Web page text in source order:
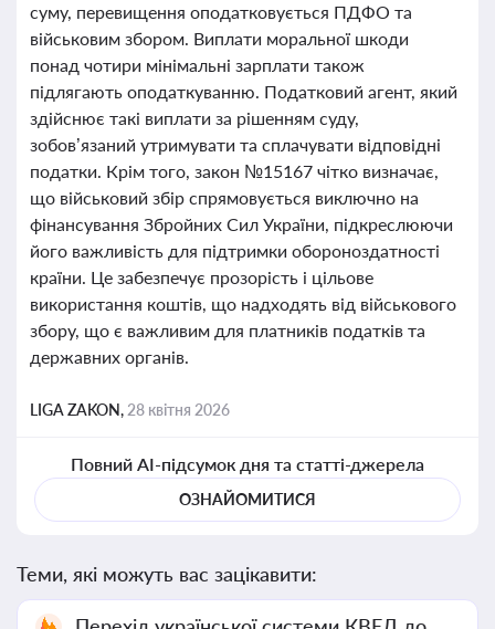
суму, перевищення оподатковується ПДФО та
військовим збором. Виплати моральної шкоди
понад чотири мінімальні зарплати також
підлягають оподаткуванню. Податковий агент, який
здійснює такі виплати за рішенням суду,
зобов’язаний утримувати та сплачувати відповідні
податки. Крім того, закон №15167 чітко визначає,
що військовий збір спрямовується виключно на
фінансування Збройних Сил України, підкреслюючи
його важливість для підтримки обороноздатності
країни. Це забезпечує прозорість і цільове
використання коштів, що надходять від військового
збору, що є важливим для платників податків та
державних органів.
LIGA ZAKON, 28 квітня 2026
Повний AI-підсумок дня та статті-джерела
ОЗНАЙОМИТИСЯ
Теми, які можуть вас зацікавити: